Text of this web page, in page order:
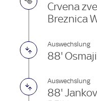
Crvena
Breznica
Auswechslung
88'
Auswechslung
88'